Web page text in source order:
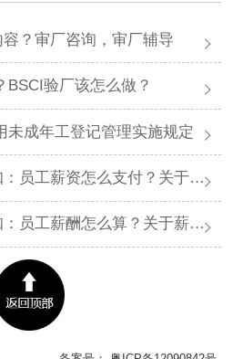
？审厂咨询，审厂辅导
BSCI验厂该怎么做？
未成年工登记管理实施规定
么支付？关于薪资支付有哪些规定呢？
酬怎么算？关于薪酬有哪些规定呢？​